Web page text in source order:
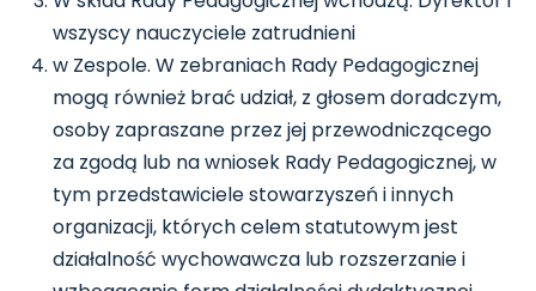
wszyscy nauczyciele zatrudnieni
w Zespole. W zebraniach Rady Pedagogicznej
mogą również brać udział, z głosem doradczym,
osoby zapraszane przez jej przewodniczącego
za zgodą lub na wniosek Rady Pedagogicznej, w
tym przedstawiciele stowarzyszeń i innych
organizacji, których celem statutowym jest
działalność wychowawcza lub rozszerzanie i